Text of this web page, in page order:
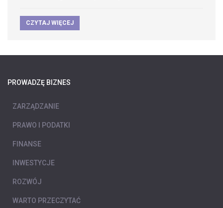
CZYTAJ WIĘCEJ
PROWADZĘ BIZNES
ZARZĄDZANIE
PRAWO I PODATKI
FINANSE
INWESTYCJE
ROZWÓJ
WARTO PRZECZYTAĆ